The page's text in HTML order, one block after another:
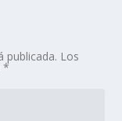
publicada. Los
*